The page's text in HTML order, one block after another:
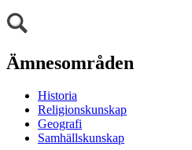
Ämnesområden
Historia
Religionskunskap
Geografi
Samhällskunskap